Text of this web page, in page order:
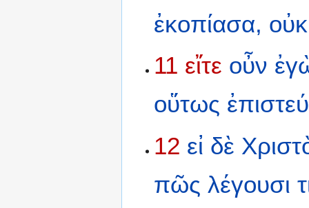
ἐκοπίασα, οὐκ
11 εἴτε οὖν
οὕτως
12 εἰ δὲ
πῶς λέγουσι